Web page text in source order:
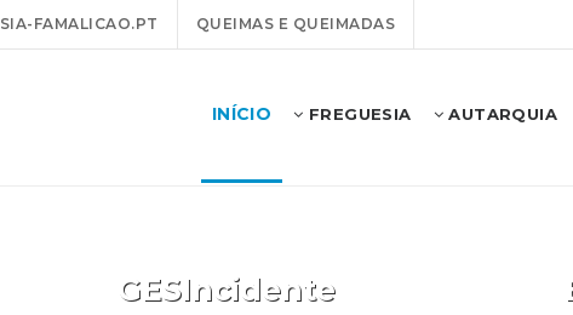
FAMALICAO.PT QUEIMAS E QUEIMADAS
INÍCIO FREGUESIA AUTARQUIA
GESIncidente